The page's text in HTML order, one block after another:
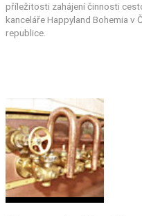
příležitosti zahájení činnosti
kanceláře Happyland Bohemia v
republice.